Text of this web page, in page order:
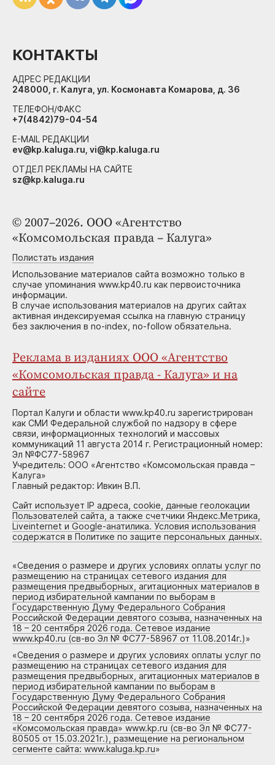
© 2007–2026. ООО «Агентство
«Комсомольская правда – Калуга»
Полистать издания
Использование материалов сайта возможно только в
случае упоминания www.kp40.ru как первоисточника
информации.
В случае использования материалов на других сайтах
активная индексируемая ссылка на главную страницу
без заключения в no-index, no-follow обязательна.
Реклама в изданиях ООО «Агентство
«Комсомольская правда - Калуга» и на
сайте
Портал Калуги и области www.kp40.ru зарегистрирован
как СМИ Федеральной службой по надзору в сфере
связи, информационных технологий и массовых
коммуникаций 11 августа 2014 г. Регистрационный номер:
Эл №ФС77-58967
Учредитель: ООО «Агентство «Комсомольская правда –
Калуга»
Главный редактор: Ивкин В.П.
Сайт использует IP адреса, cookie, данные геолокации
Пользователей сайта, а также счетчики Яндекс.Метрика,
Liveinternet и Google-анатилика. Условия использования
содержатся в Политике по защите персональных данных.
«Сведения о размере и других условиях оплаты услуг по
размещению на страницах сетевого издания для
размещения предвыборных, агитационных материалов в
период избирательной кампании по выборам в
Государственную Думу Федерального Собрания
Российской Федерации девятого созыва, назначенных на
18 – 20 сентября 2026 года. Сетевое издание
www.kp40.ru (св-во Эл № ФС77-58967 от 11.08.2014г.)»
«Сведения о размере и других условиях оплаты услуг по
размещению на страницах сетевого издания для
размещения предвыборных, агитационных материалов в
период избирательной кампании по выборам в
Государственную Думу Федерального Собрания
Российской Федерации девятого созыва, назначенных на
18 – 20 сентября 2026 года. Сетевое издание
«Комсомольская правда» www.kp.ru (св-во Эл № ФС77-
80505 от 15.03.2021г.), размещение на региональном
сегменте сайта: www.kaluga.kp.ru»
КОНТАКТЫ
АДРЕС РЕДАКЦИИ
248000, г. Калуга, ул. Космонавта Комарова, д. 36
ТЕЛЕФОН/ФАКС
+7(4842)79-04-54
E-MAIL РЕДАКЦИИ
ev@kp.kaluga.ru, vi@kp.kaluga.ru
ОТДЕЛ РЕКЛАМЫ НА САЙТЕ
sz@kp.kaluga.ru